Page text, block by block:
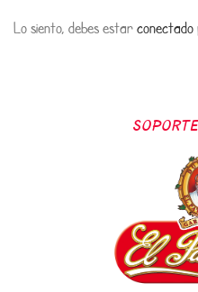
Lo siento, debes estarconectado